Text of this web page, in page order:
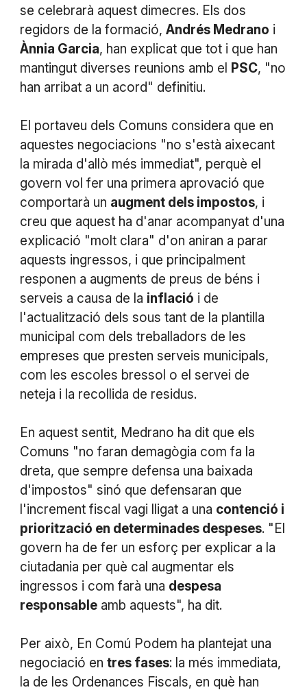
se celebrarà aquest dimecres. Els dos
regidors de la formació, Andrés Medrano i
Ànnia Garcia, han explicat que tot i que han
mantingut diverses reunions amb el PSC, "no
han arribat a un acord" definitiu.
El portaveu dels Comuns considera que en
aquestes negociacions "no s'està aixecant
la mirada d'allò més immediat", perquè el
govern vol fer una primera aprovació que
comportarà un augment dels impostos, i
creu que aquest ha d'anar acompanyat d'una
explicació "molt clara" d'on aniran a parar
aquests ingressos, i que principalment
responen a augments de preus de béns i
serveis a causa de la inflació i de
l'actualització dels sous tant de la plantilla
municipal com dels treballadors de les
empreses que presten serveis municipals,
com les escoles bressol o el servei de
neteja i la recollida de residus.
En aquest sentit, Medrano ha dit que els
Comuns "no faran demagògia com fa la
dreta, que sempre defensa una baixada
d'impostos" sinó que defensaran que
l'increment fiscal vagi lligat a una contenció i
priorització en determinades despeses. "El
govern ha de fer un esforç per explicar a la
ciutadania per què cal augmentar els
ingressos i com farà una despesa
responsableamb aquests", ha dit.
Per això, En Comú Podem ha plantejat una
negociació en tres fases: la més immediata,
la de les Ordenances Fiscals, en què han